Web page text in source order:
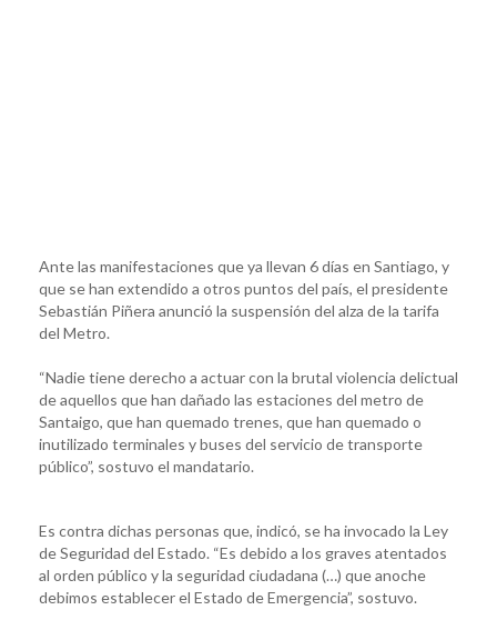
Ante las manifestaciones que ya llevan 6 días en Santiago, y
que se han extendido a otros puntos del país, el presidente
Sebastián Piñera anunció la suspensión del alza de la tarifa
del Metro.
“Nadie tiene derecho a actuar con la brutal violencia delictual
de aquellos que han dañado las estaciones del metro de
Santaigo, que han quemado trenes, que han quemado o
inutilizado terminales y buses del servicio de transporte
público”, sostuvo el mandatario.
Es contra dichas personas que, indicó, se ha invocado la Ley
de Seguridad del Estado. “Es debido a los graves atentados
al orden público y la seguridad ciudadana (…) que anoche
debimos establecer el Estado de Emergencia”, sostuvo.